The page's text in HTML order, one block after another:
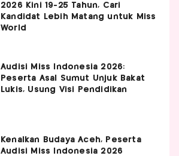
2026 Kini 19-25 Tahun, Cari
Kandidat Lebih Matang untuk Miss
World
Audisi Miss Indonesia 2026:
Peserta Asal Sumut Unjuk Bakat
Lukis, Usung Visi Pendidikan
Kenalkan Budaya Aceh, Peserta
Audisi Miss Indonesia 2026